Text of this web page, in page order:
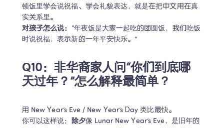
顿饭里学会说祝福、学会礼貌表达，就是在把中文用在真
对孩子怎么说： “年夜饭是大家一起吃的团圆饭，我们吃饭
时说祝福，表示新的一年平安快乐。”
Q10：非华裔家人问“你们到底哪
天过年？”怎么解释最简单？
用 New Year’s Eve / New Year’s Day 类比最快。
你可以这样说：
除夕像 Lunar New Year’s Eve，是旧年的